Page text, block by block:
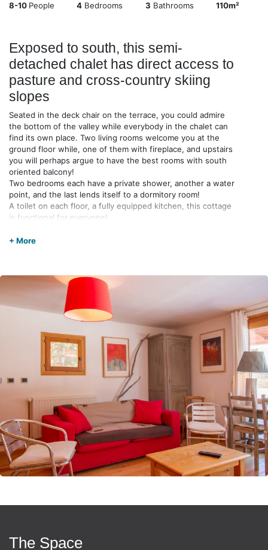
8-10 People 4 Bedrooms 3 Bathrooms 110m²
Exposed to south, this semi-
detached chalet has direct access to
pasture and cross-country skiing
slopes
Seated in the deck chair on the terrace, you could admire
the bottom of the valley while everybody in the chalet can
find its own place. Two living rooms welcome you at the
ground floor while, one of them with fireplace, and upstairs
you will perhaps argue to have the best rooms with south
oriented balcony!
Two bedrooms each have a private shower, another a water
point, and the last lends itself to a dormitory room!
A toilet on each floor, a fully equipped kitchen, this cottage
is functional for everyone!
stay.
+ More
The Space